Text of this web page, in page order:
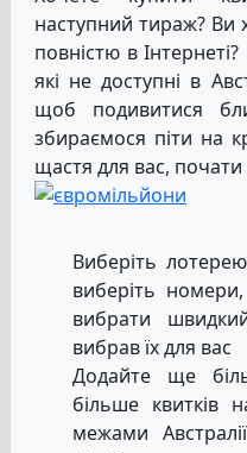
наступний тираж? Ви
повністю в
які не доступні в
щоб подивитися
збираємося піти на
щастя для вас,
Виберіть
виберіть
вибрати
вибрав їх для вас
Додайте ще
більше квитків
межами